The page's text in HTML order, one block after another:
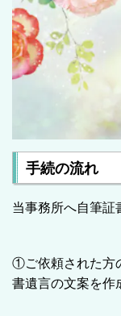
手続の流れ
当事務所へ自筆証
①ご依頼された方
書遺言の文案を作